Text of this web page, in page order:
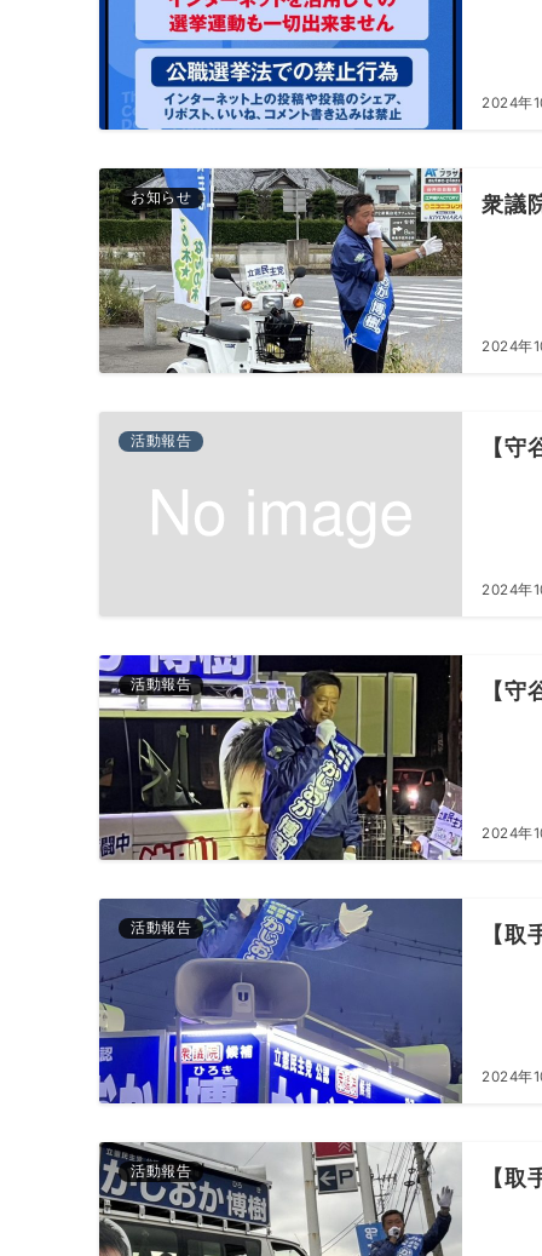
2024年
お知らせ 衆議
2024年
活動報告 【
2024年
活動報告 【
2024年
活動報告 【
2024年
活動報告 【